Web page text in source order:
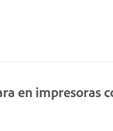
en impresoras